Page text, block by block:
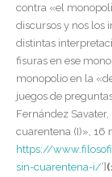
contra «el
discursos y nos los
distintas
fisuras en ese
monopolio en la
juegos de
Fernández
cuarentena (I)», 16
https://
sin-cuarentena-i/‘]